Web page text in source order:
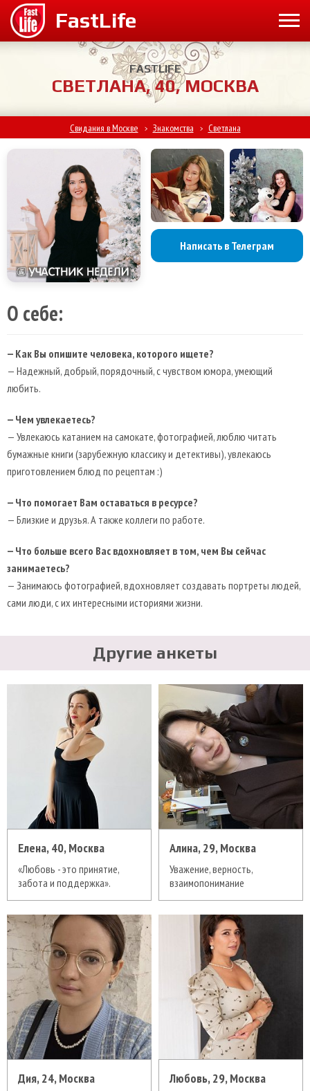
FASTLIFE
СВЕТЛАНА, 40, МОСКВА
Свидания в Москве > Знакомства > Светлана
Написать в Телеграм
О себе:
— Как Вы опишите человека, которого ищете?
— Надежный, добрый, порядочный, с чувством юмора, умеющий
любить.
— Чем увлекаетесь?
— Увлекаюсь катанием на самокате, фотографией, люблю читать
бумажные книги (зарубежную классику и детективы), увлекаюсь
приготовлением блюд по рецептам :)
— Что помогает Вам оставаться в ресурсе?
— Близкие и друзья. А также коллеги по работе.
— Что больше всего Вас вдохновляет в том, чем Вы сейчас
занимаетесь?
— Занимаюсь фотографией, вдохновляет создавать портреты людей,
сами люди, с их интересными историями жизни.
Другие анкеты
Елена, 40, Москва
«Любовь - это принятие,
забота и поддержка».
Алина, 29, Москва
Уважение, верность,
взаимопонимание
Дия, 24, Москва Любовь, 29, Москва